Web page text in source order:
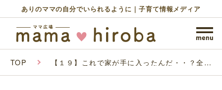
ありのママの自分でいられるように｜子育て情報メディア
TOP 【１９】これで家が手に入ったんだ・・？全て
一家、家を買う｜ポジョの息子絵日記